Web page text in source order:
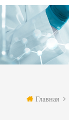
Главная